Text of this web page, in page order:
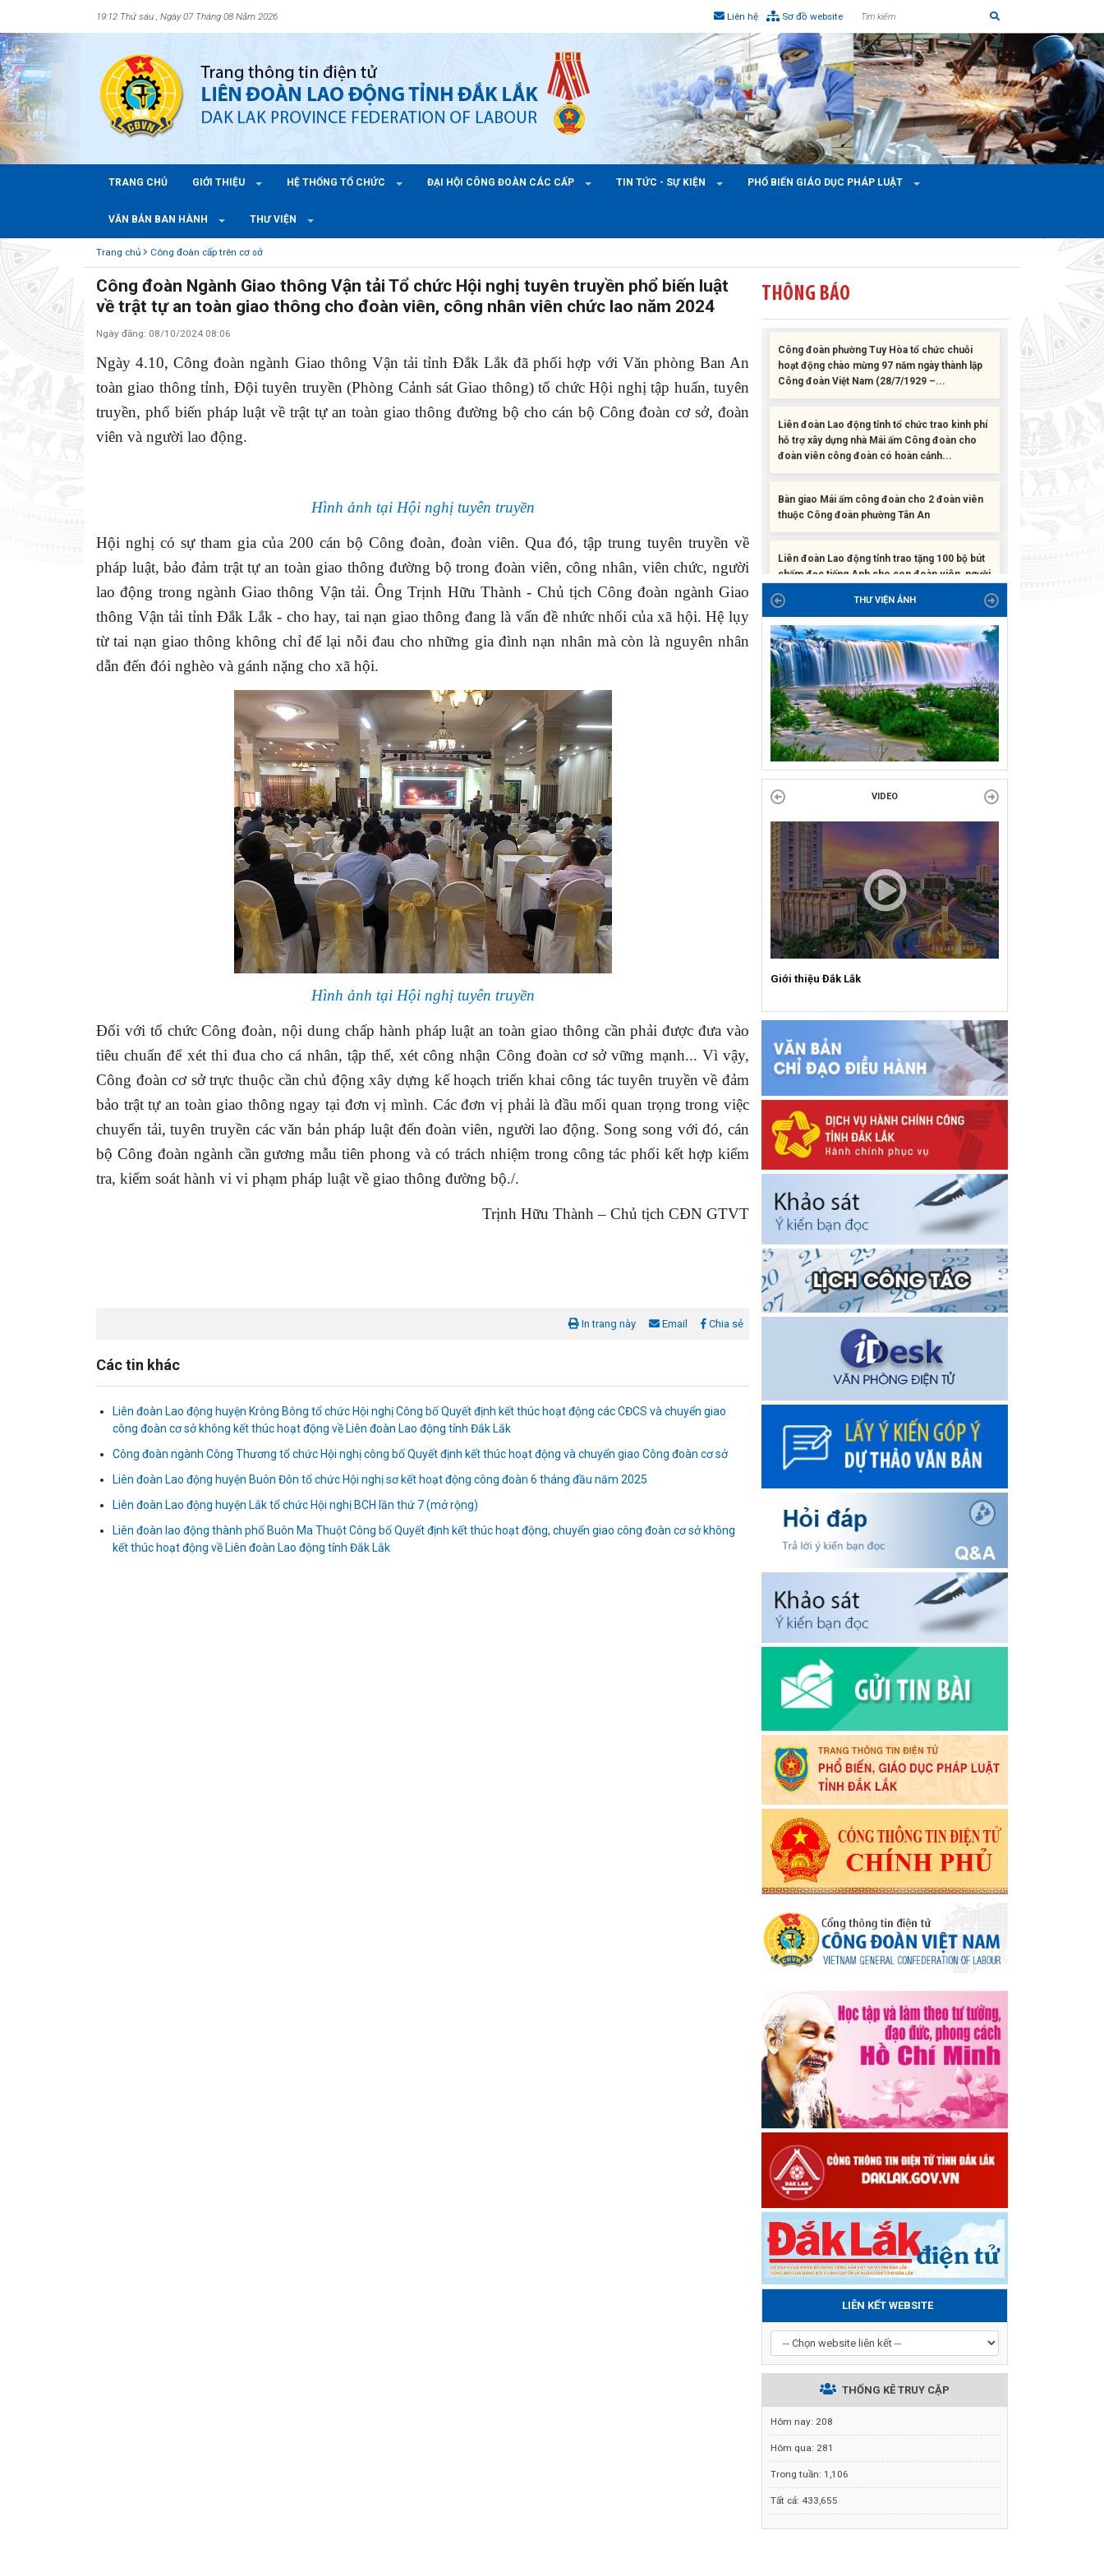
19:12 Thứ sáu , Ngày 07 Tháng 08 Năm 2026 Liên hệ Sơ đồ website
TRANG CHỦ GIỚI THIỆU HỆ THỐNG TỔ CHỨC ĐẠI HỘI CÔNG ĐOÀN CÁC CẤP TIN TỨC - SỰ KIỆN PHỔ BIẾN GIÁO DỤC PHÁP LUẬT
VĂN BẢN BAN HÀNH THƯ VIỆN
Trang chủ Công đoàn cấp trên cơ sở
Công đoàn Ngành Giao thông Vận tải Tổ chức Hội nghị tuyên truyền phổ biến luật
về trật tự an toàn giao thông cho đoàn viên, công nhân viên chức lao năm 2024
Ngày đăng: 08/10/2024 08:06
Ngày 4.10, Công đoàn ngành Giao thông Vận tải tỉnh Đắk Lắk đã phối hợp với Văn phòng Ban An
toàn giao thông tỉnh, Đội tuyên truyền (Phòng Cảnh sát Giao thông) tổ chức Hội nghị tập huấn, tuyên
truyền, phổ biến pháp luật về trật tự an toàn giao thông đường bộ cho cán bộ Công đoàn cơ sở, đoàn
viên và người lao động.
Hình ảnh tại Hội nghị tuyên truyền
Hội nghị có sự tham gia của 200 cán bộ Công đoàn, đoàn viên. Qua đó, tập trung tuyên truyền về
pháp luật, bảo đảm trật tự an toàn giao thông đường bộ trong đoàn viên, công nhân, viên chức, người
lao động trong ngành Giao thông Vận tải. Ông Trịnh Hữu Thành - Chủ tịch Công đoàn ngành Giao
thông Vận tải tỉnh Đắk Lắk - cho hay, tai nạn giao thông đang là vấn đề nhức nhối của xã hội. Hệ lụy
từ tai nạn giao thông không chỉ để lại nỗi đau cho những gia đình nạn nhân mà còn là nguyên nhân
dẫn đến đói nghèo và gánh nặng cho xã hội.
Hình ảnh tại Hội nghị tuyên truyền
Đối với tổ chức Công đoàn, nội dung chấp hành pháp luật an toàn giao thông cần phải được đưa vào
tiêu chuẩn để xét thi đua cho cá nhân, tập thể, xét công nhận Công đoàn cơ sở vững mạnh... Vì vậy,
Công đoàn cơ sở trực thuộc cần chủ động xây dựng kế hoạch triển khai công tác tuyên truyền về đảm
bảo trật tự an toàn giao thông ngay tại đơn vị mình. Các đơn vị phải là đầu mối quan trọng trong việc
chuyển tải, tuyên truyền các văn bản pháp luật đến đoàn viên, người lao động. Song song với đó, cán
bộ Công đoàn ngành cần gương mẫu tiên phong và có trách nhiệm trong công tác phối kết hợp kiểm
tra, kiểm soát hành vi vi phạm pháp luật về giao thông đường bộ./.
Trịnh Hữu Thành – Chủ tịch CĐN GTVT
In trang này Email Chia sẻ
Các tin khác
Liên đoàn Lao động huyện Krông Bông tổ chức Hội nghị Công bố Quyết định kết thúc hoạt động các CĐCS và chuyển giao
công đoàn cơ sở không kết thúc hoạt động về Liên đoàn Lao động tỉnh Đắk Lắk
Công đoàn ngành Công Thương tổ chức Hội nghị công bố Quyết định kết thúc hoạt động và chuyển giao Công đoàn cơ sở
Liên đoàn Lao động huyện Buôn Đôn tổ chức Hội nghị sơ kết hoạt động công đoàn 6 tháng đầu năm 2025
Liên đoàn Lao động huyện Lắk tổ chức Hội nghị BCH lần thứ 7 (mở rộng)
Liên đoàn lao động thành phố Buôn Ma Thuột Công bố Quyết định kết thúc hoạt động, chuyển giao công đoàn cơ sở không
kết thúc hoạt động về Liên đoàn Lao động tỉnh Đắk Lắk
THÔNG BÁO
Liên đoàn Lao động tỉnh tổ chức trao kinh phí
hỗ trợ xây dựng nhà Mái ấm Công đoàn cho
đoàn viên công đoàn có hoàn cảnh...
Bàn giao Mái ấm công đoàn cho 2 đoàn viên
thuộc Công đoàn phường Tân An
chấm đọc tiếng Anh cho con đoàn viên, người
Công đoàn phường Tuy Hòa tổ chức chuỗi
Công đoàn Việt Nam (28/7/1929 –...
đoàn viên công đoàn có hoàn cảnh...
lao động khó khăn trước khai...
ĐỜI ĐỜI GHI NHỚ CÔNG ƠN CÁC ANH HÙNG
LIỆT SĨ, THƯƠNG BINH VÀ NGƯỜI CÓ CÔNG
VỚI CÁCH MẠNG!
Công đoàn phường Tuy Hòa tổ chức chuỗi
hoạt động chào mừng 97 năm ngày thành lập
Công đoàn Việt Nam (28/7/1929 –...
THƯ VIỆN ẢNH
VIDEO
Giới thiệu Đắk Lắk
LIÊN KẾT WEBSITE
THỐNG KÊ TRUY CẬP
Hôm nay: 208
Hôm qua: 281
Trong tuần: 1,106
Tất cả: 433,655